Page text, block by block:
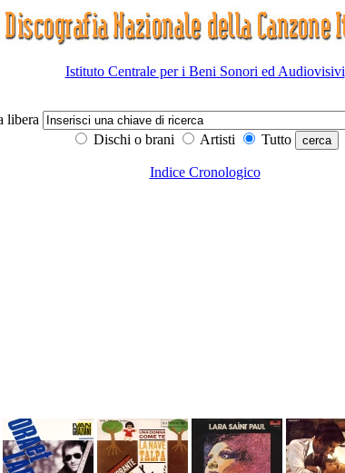
Istituto Centrale per i Beni Sonori ed Audiovisivi
libera
Dischi o brani
Artisti Tutto
Indice Cronologico